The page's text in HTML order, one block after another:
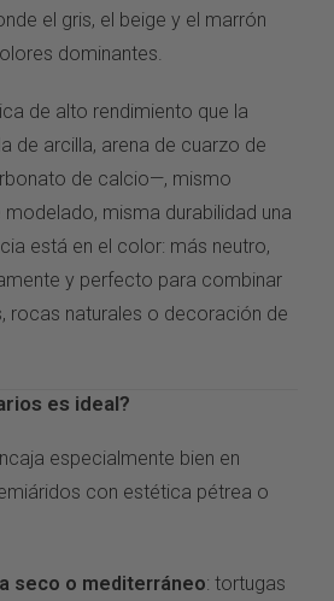
el gris, el beige y el marrón
dominantes.
de alto rendimiento que la
de arcilla, arena de cuarzo de
de calcio—, mismo
misma durabilidad una
está en el color: más neutro,
y perfecto para combinar
rocas naturales o decoración de
es ideal?
especialmente bien en
con estética pétrea o
seco o mediterráneo: tortugas